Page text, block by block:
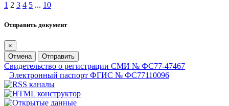
1 2 3 4 5 ... 10
Отправить документ
×
Отмена
Отправить
Свидетельство о регистрации СМИ № ФС77-47467
Электронный паспорт ФГИС № ФС77110096